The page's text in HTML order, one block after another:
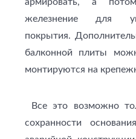
армировать, а
железнение для
покрытия.
балконной плиты
монтируются на
Все это возможно
сохранности